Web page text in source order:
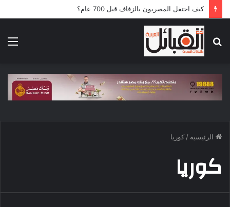
كيف احتفل المصريون بالزفاف قبل 700 عام؟
عن
الرئيسية / كوريا
كوريا